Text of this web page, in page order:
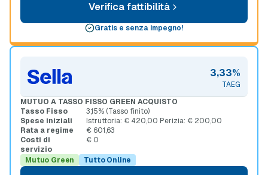
Verifica fattibilità
Gratis e senza impegno!
3,33%
TAEG
MUTUO A TASSO FISSO GREEN ACQUISTO
Tasso Fisso
3,15% (Tasso finito)
Spese iniziali
Istruttoria: € 420,00 Perizia: € 200,00
Rata a regime
€ 601,63
Costi di
servizio
€ 0
Mutuo Green Tutto Online